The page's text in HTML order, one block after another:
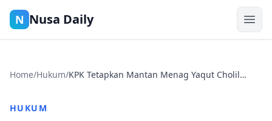
N Nusa Daily
Home/Hukum/KPK Tetapkan Mantan Menag Yaqut Cholil
HUKUM